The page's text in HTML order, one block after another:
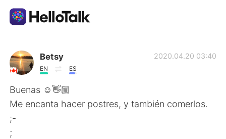
Aplikasi Pertukaran Bahasa
AI Grammar Checker
Indonesia
Betsy
EN ES
2020.04.20 03:40
Buenas ☺️👋🏼
Me encanta hacer postres, y también comerlos.
;-
;